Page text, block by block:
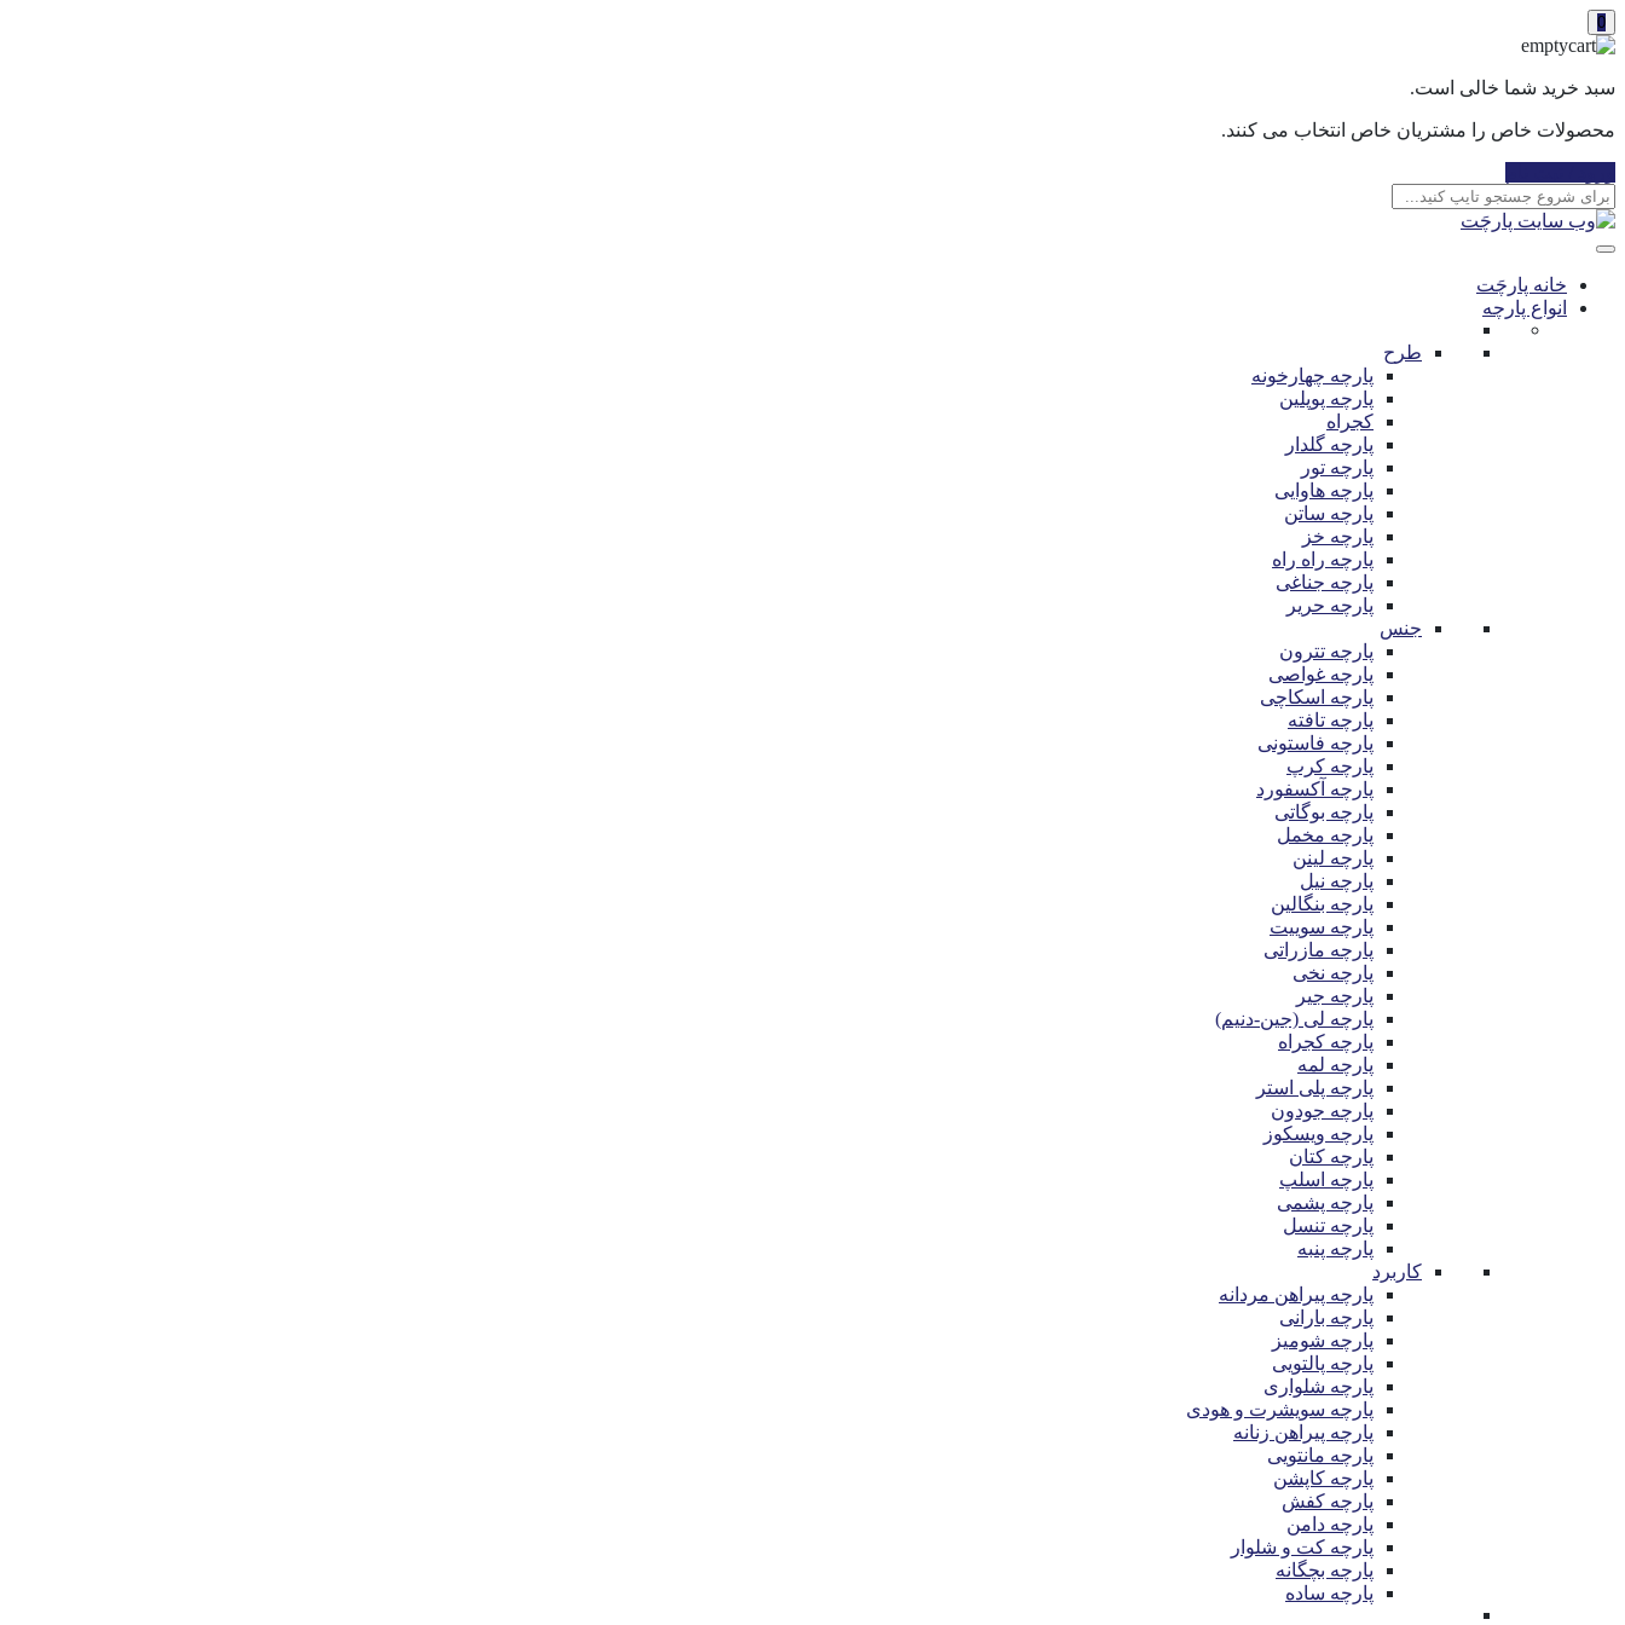
0
سبد خرید شما خالی است.
محصولات خاص را مشتریان خاص انتخاب می کنند.
خانه پارچَت
انواع پارچه
طرح
پارچه چهارخونه
پارچه پوپلین
کجراه
پارچه گلدار
پارچه تور
پارچه هاوایی
پارچه ساتن
پارچه خز
پارچه راه راه
پارچه جناغی
پارچه حریر
جنس
پارچه تترون
پارچه غواصی
پارچه اسکاچی
پارچه تافته
پارچه فاستونی
پارچه کرپ
پارچه آکسفورد
پارچه بوگاتی
پارچه مخمل
پارچه لینن
پارچه نیل
پارچه بنگالین
پارچه سوییت
پارچه مازراتی
پارچه نخی
پارچه جیر
پارچه لی (جین-دنیم)
پارچه کجراه
پارچه لمه
پارچه پلی استر
پارچه جودون
پارچه ویسکوز
پارچه کتان
پارچه اسلپ
پارچه پشمی
پارچه تنسل
پارچه پنبه
کاربرد
پارچه پیراهن مردانه
پارچه بارانی
پارچه شومیز
پارچه پالتویی
پارچه شلواری
پارچه سویشرت و هودی
پارچه پیراهن زنانه
پارچه مانتویی
پارچه کاپشن
پارچه کفش
پارچه دامن
پارچه کت و شلوار
پارچه بچگانه
پارچه ساده